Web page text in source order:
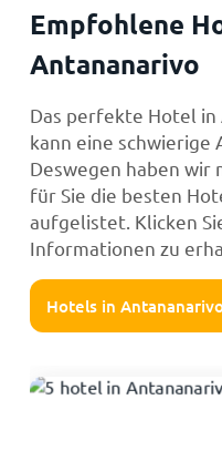
Empfohlene
Antananarivo
Das perfekte Hotel
kann eine schwierige
Deswegen haben
für Sie die besten
aufgelistet. Klicken
Informationen zu
Hotels in